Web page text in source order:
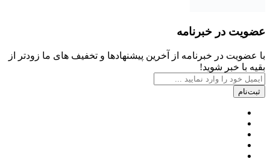
عضویت در خبرنامه
با عضویت در خبرنامه از آخرین پیشنهادها و تخفیف های ما زودتر از
بقیه با خبر شوید!
ثبت‌نام